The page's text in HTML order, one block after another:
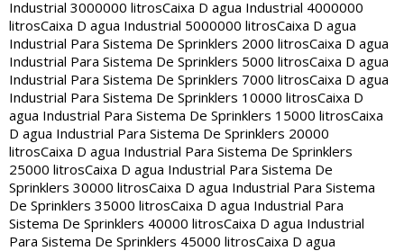
Industrial 3000000 litrosCaixa D agua Industrial 4000000
litrosCaixa D agua Industrial 5000000 litrosCaixa D agua
Industrial Para Sistema De Sprinklers 2000 litrosCaixa D agua
Industrial Para Sistema De Sprinklers 5000 litrosCaixa D agua
Industrial Para Sistema De Sprinklers 7000 litrosCaixa D agua
Industrial Para Sistema De Sprinklers 10000 litrosCaixa D
agua Industrial Para Sistema De Sprinklers 15000 litrosCaixa
D agua Industrial Para Sistema De Sprinklers 20000
litrosCaixa D agua Industrial Para Sistema De Sprinklers
25000 litrosCaixa D agua Industrial Para Sistema De
Sprinklers 30000 litrosCaixa D agua Industrial Para Sistema
De Sprinklers 35000 litrosCaixa D agua Industrial Para
Sistema De Sprinklers 40000 litrosCaixa D agua Industrial
Para Sistema De Sprinklers 45000 litrosCaixa D agua